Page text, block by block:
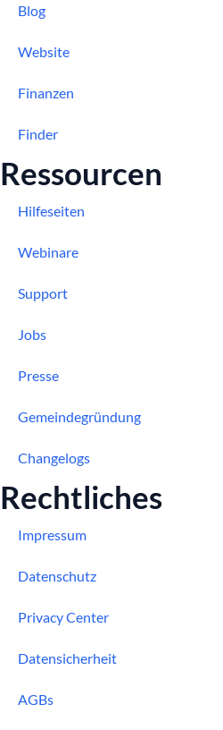
Blog
Website
Finanzen
Finder
Ressourcen
Hilfeseiten
Webinare
Support
Jobs
Presse
Gemeindegründung
Changelogs
Rechtliches
Impressum
Datenschutz
Privacy Center
Datensicherheit
AGBs